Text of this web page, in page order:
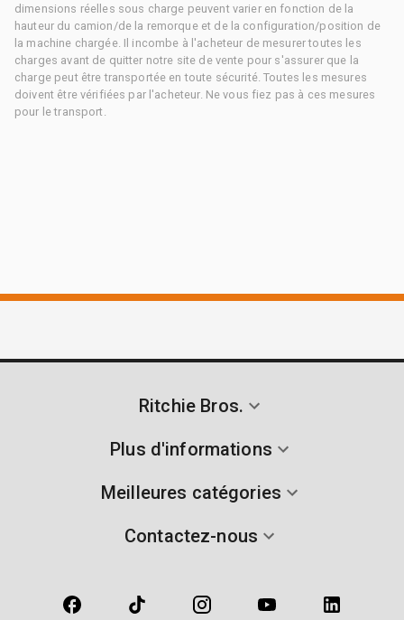
dimensions réelles sous charge peuvent varier en fonction de la
hauteur du camion/de la remorque et de la configuration/position de
la machine chargée. Il incombe à l'acheteur de mesurer toutes les
charges avant de quitter notre site de vente pour s'assurer que la
charge peut être transportée en toute sécurité. Toutes les mesures
doivent être vérifiées par l'acheteur. Ne vous fiez pas à ces mesures
pour le transport.
Ritchie Bros.
Plus d'informations
Meilleures catégories
Contactez-nous